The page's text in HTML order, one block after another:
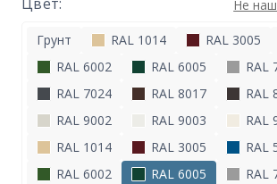
Не
Грунт RAL 1014 RAL 3005
RAL 6002
RAL 6005
RAL
RAL 7024
RAL 8017
RAL
RAL 9002
RAL 9003 RAL
RAL 1014
RAL 3005
RAL
RAL 6002
RAL 6005
RAL